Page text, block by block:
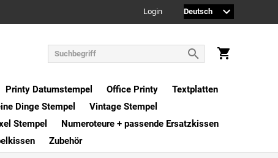
Login
Printy Datumstempel Office Printy
Textplatten
Dinge Stempel
Vintage Stempel
Stempel
Numeroteure + passende Ersatzkissen
Zubehör